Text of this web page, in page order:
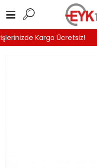
Kargo Ücretsiz!